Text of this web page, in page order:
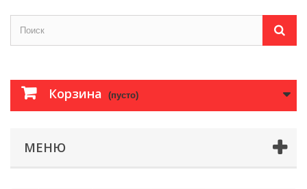
Корзина (пусто)
МЕНЮ